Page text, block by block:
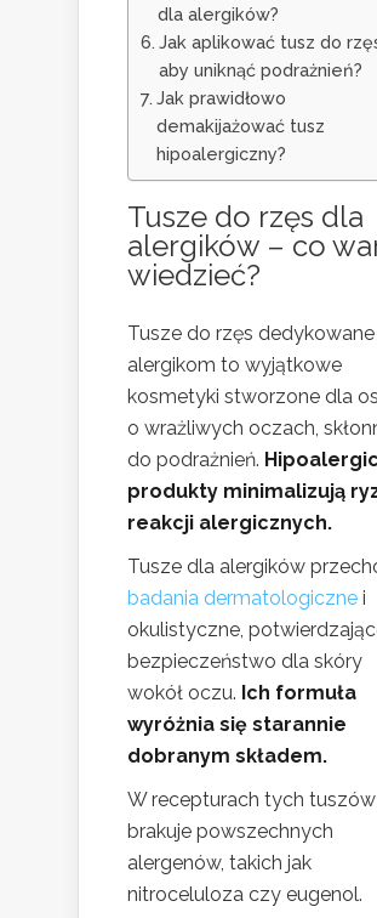
dla alergików?
Jak aplikować tusz do
aby uniknąć podrażnień?
Jak prawidłowo
demakijażować tusz
hipoalergiczny?
Tusze do rzęs dla
alergików – co
wiedzieć?
Tusze do rzęs dedykowane
alergikom to wyjątkowe
kosmetyki stworzone dla
o wrażliwych oczach,
do podrażnień.
produkty minimalizują
reakcji alergicznych.
Tusze dla alergików
badania dermatologiczne i
okulistyczne,
bezpieczeństwo dla skóry
wokół oczu. Ich formuła
wyróżnia się starannie
dobranym składem.
W recepturach tych tuszów
brakuje powszechnych
alergenów, takich jak
nitroceluloza czy eugenol.